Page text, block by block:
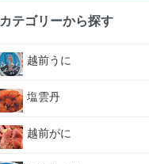
カテゴリーから探す
越前うに
塩雲丹
越前がに